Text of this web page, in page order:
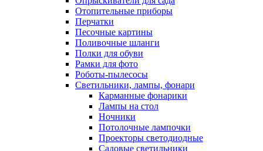
Отопительные приборы
Перчатки
Песочные картины
Поливочные шланги
Полки для обуви
Рамки для фото
Роботы-пылесосы
Светильники, лампы, фонари
Карманные фонарики
Лампы на стол
Ночники
Потолочные лампочки
Проекторы светодиодные
Садовые светильники